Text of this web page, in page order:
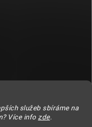
služeb sbíráme na
Více info zde.